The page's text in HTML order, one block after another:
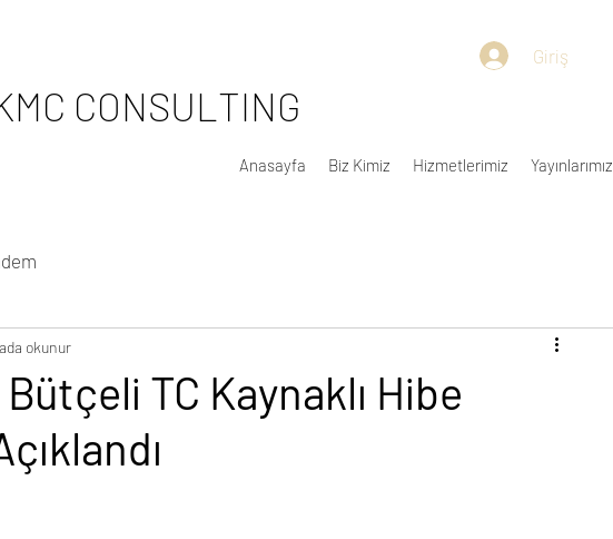
Giriş
CONSULTING
Anasayfa Biz Kimiz Hizmetlerimiz Yayınlarımız
TC Kaynaklı Hibe
okunur